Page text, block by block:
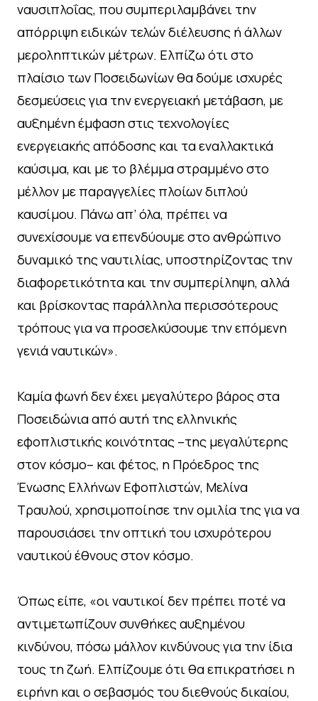
ναυσιπλοΐας, που συμπεριλαμβάνει την
απόρριψη ειδικών τελών διέλευσης ή άλλων
μεροληπτικών μέτρων. Ελπίζω ότι στο
πλαίσιο των Ποσειδωνίων θα δούμε ισχυρές
δεσμεύσεις για την ενεργειακή μετάβαση, με
αυξημένη έμφαση στις τεχνολογίες
ενεργειακής απόδοσης και τα εναλλακτικά
καύσιμα, και με το βλέμμα στραμμένο στο
μέλλον με παραγγελίες πλοίων διπλού
καυσίμου. Πάνω απ’ όλα, πρέπει να
συνεχίσουμε να επενδύουμε στο ανθρώπινο
δυναμικό της ναυτιλίας, υποστηρίζοντας την
διαφορετικότητα και την συμπερίληψη, αλλά
και βρίσκοντας παράλληλα περισσότερους
τρόπους για να προσελκύσουμε την επόμενη
γενιά ναυτικών».
Καμία φωνή δεν έχει μεγαλύτερο βάρος στα
Ποσειδώνια από αυτή της ελληνικής
εφοπλιστικής κοινότητας –της μεγαλύτερης
στον κόσμο– και φέτος, η Πρόεδρος της
Ένωσης Ελλήνων Εφοπλιστών, Μελίνα
Τραυλού, χρησιμοποίησε την ομιλία της για να
παρουσιάσει την οπτική του ισχυρότερου
ναυτικού έθνους στον κόσμο.
Όπως είπε, «οι ναυτικοί δεν πρέπει ποτέ να
αντιμετωπίζουν συνθήκες αυξημένου
κινδύνου, πόσω μάλλον κινδύνους για την ίδια
τους τη ζωή. Ελπίζουμε ότι θα επικρατήσει η
ειρήνη και ο σεβασμός του διεθνούς δικαίου,